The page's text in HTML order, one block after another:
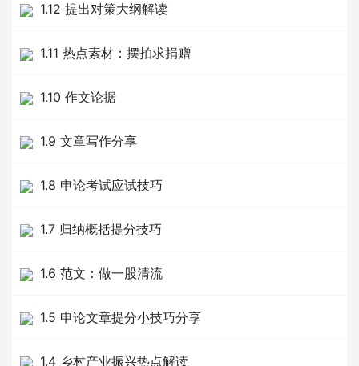
1.12 提出对策大纲解读
1.11 热点素材：摆拍求捐赠
1.10 作文论据
1.9 文章写作分享
1.8 申论考试应试技巧
1.7 归纳概括提分技巧
1.6 范文：做一股清流
1.5 申论文章提分小技巧分享
1.4 乡村产业振兴热点解读